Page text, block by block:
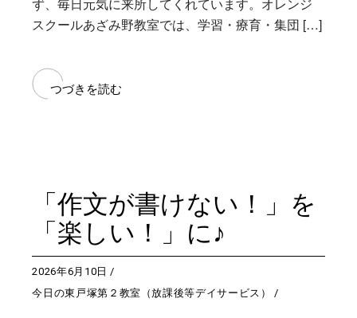
スクールあざみ野教室では、学習・療育・集団 […]
つづきを読む
「作文が書けない！」を
「楽しい！」に♪
2026年6月10日
今日の東戸塚第２教室（放課後等デイサービス）